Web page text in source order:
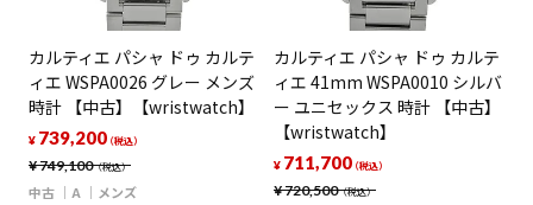
カルティエ パシャ ドゥ カルテ
ィエ WSPA0026 グレー メンズ
時計 【中古】【wristwatch】
¥749,100（税込）
¥ 739,200（税込）
中古 A メンズ
カルティエ パシャ ドゥ カルテ
ィエ 41mm WSPA0010 シルバ
ー ユニセックス 時計 【中古】
【wristwatch】
¥720,500（税込）
¥ 711,700（税込）